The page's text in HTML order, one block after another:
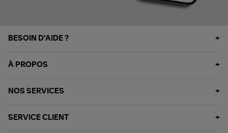
BESOIN D'AIDE ?
À PROPOS
NOS SERVICES
SERVICE CLIENT